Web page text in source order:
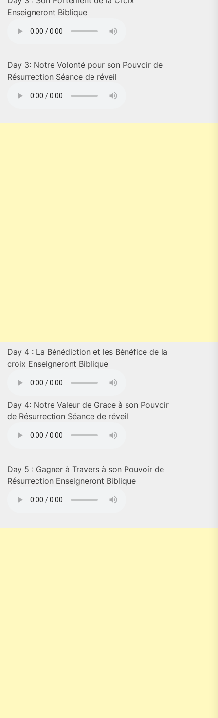
Enseigneront Biblique
Day 3: Notre Volonté pour son Pouvoir de
Résurrection Séance de réveil
Day 4 : La Bénédiction et les Bénéfice de la
croix Enseigneront Biblique
Day 4: Notre Valeur de Grace à son Pouvoir
de Résurrection Séance de réveil
Day 5 : Gagner à Travers à son Pouvoir de
Résurrection Enseigneront Biblique